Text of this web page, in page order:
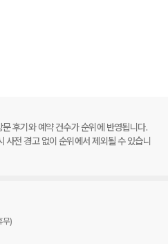
후기와 예약 건수가 순위에 반영됩니다.
사전 경고 없이 순위에서 제외될 수 있습니
무)